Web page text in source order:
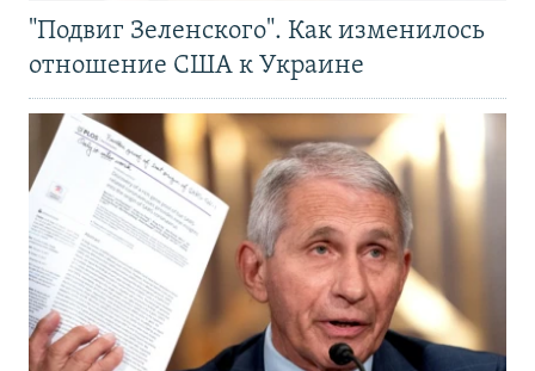
"Подвиг Зеленского". Как изменилось
отношение США к Украине